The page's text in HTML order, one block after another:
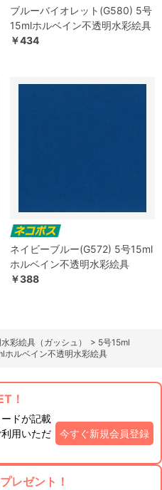
ブルーバイオレット(G580) 5号
15mlホルベイン不透明水彩絵具
￥434
ネイビーブルー(G572) 5号15ml
ホルベイン不透明水彩絵具
￥388
彩絵具（ガッシュ） > 5号15ml
ホルベイン不透明水彩絵具
！
ドが記載
用いただ
今すぐ新規会員登録
レゼント！